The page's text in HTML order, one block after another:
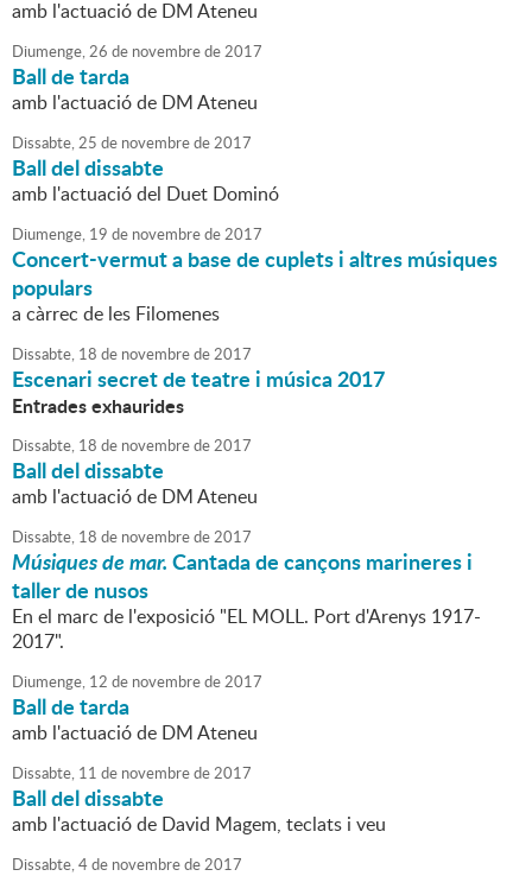
amb l'actuació de DM Ateneu
Diumenge,26 de novembrede2017
Ball de tarda
amb l'actuació de DM Ateneu
Dissabte,25 de novembrede2017
Ball del dissabte
amb l'actuació del Duet Dominó
Diumenge, 19 de novembrede2017
Concert-vermut a base de cuplets i altres músiques
populars
a càrrec de les Filomenes
Dissabte, 18 de novembrede2017
Escenari secret de teatre i música 2017
Entrades exhaurides
Dissabte, 18 de novembrede2017
Ball del dissabte
amb l'actuació de DM Ateneu
Dissabte, 18 de novembrede2017
Músiques de mar.Cantada de cançons marineres i
taller de nusos
En el marc de l'exposició "EL MOLL. Port d'Arenys 1917-
2017".
Diumenge, 12 de novembrede2017
Ball de tarda
amb l'actuació de DM Ateneu
Dissabte, 11 de novembrede2017
Ball del dissabte
amb l'actuació de David Magem, teclats i veu
Dissabte,4de novembrede2017